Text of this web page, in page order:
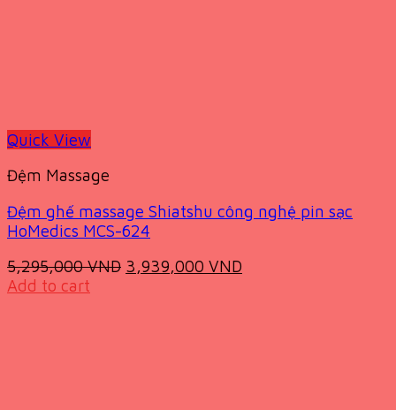
Quick View
Đệm Massage
Đệm ghế massage Shiatshu công nghệ pin sạc
HoMedics MCS-624
5,295,000VND Original
3,939,000 VND
Add to cart